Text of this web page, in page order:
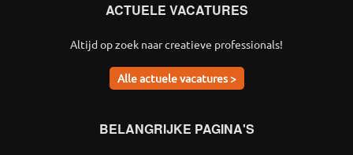
ACTUELE VACATURES
Altijd op zoek naar creatieve professionals!
Alle actuele vacatures >
BELANGRIJKE PAGINA'S